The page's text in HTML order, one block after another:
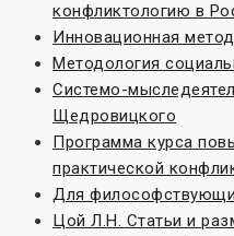
конфликтологию в
Инновационная
Методология
Системо-
Щедровицкого
Программа курса
практической
Для
Цой Л.Н. Статьи и